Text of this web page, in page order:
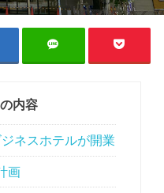
内容
ネスホテルが開業
画